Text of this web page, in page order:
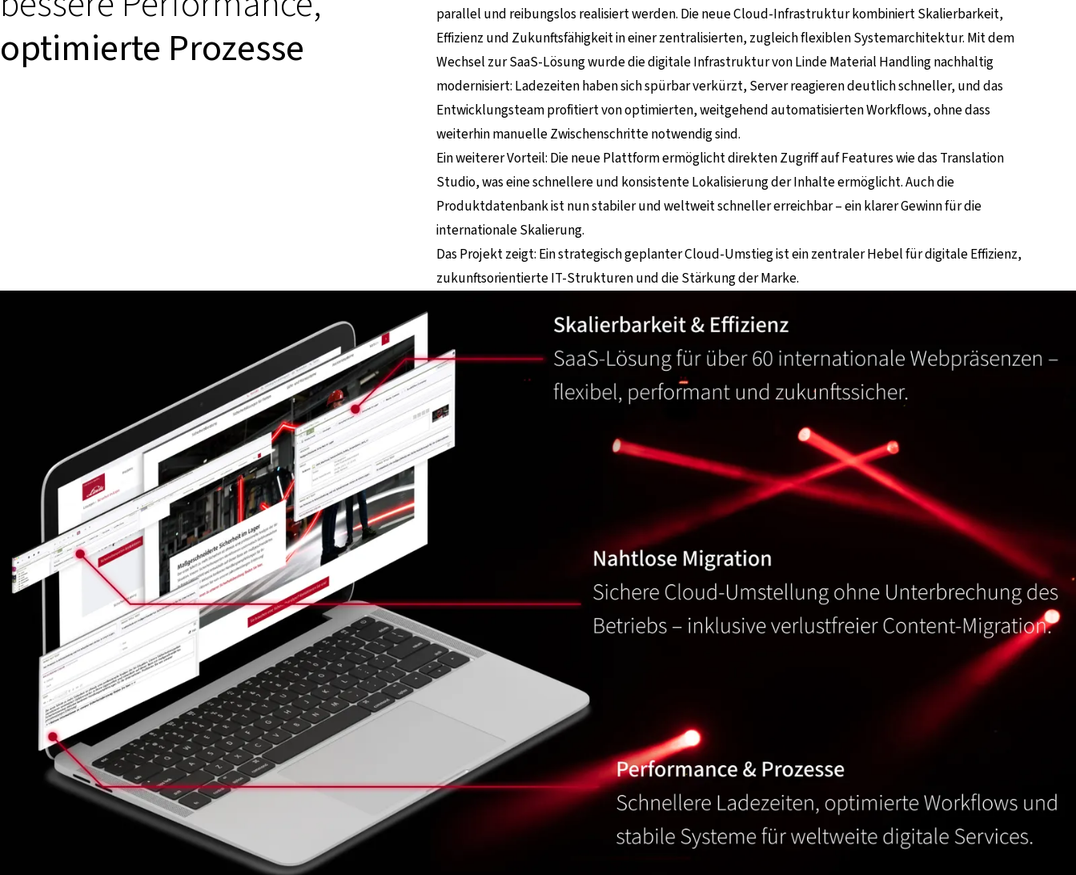
optimierte Prozesse
parallel und reibungslos realisiert werden. Die neue Cloud-Infrastruktur kombiniert Skalierbarkeit,
Effizienz und Zukunftsfähigkeit in einer zentralisierten, zugleich flexiblen Systemarchitektur. Mit dem
Wechsel zur SaaS-Lösung wurde die digitale Infrastruktur von Linde Material Handling nachhaltig
modernisiert: Ladezeiten haben sich spürbar verkürzt, Server reagieren deutlich schneller, und das
Entwicklungsteam profitiert von optimierten, weitgehend automatisierten Workflows, ohne dass
weiterhin manuelle Zwischenschritte notwendig sind.
Ein weiterer Vorteil: Die neue Plattform ermöglicht direkten Zugriff auf Features wie das Translation
Studio, was eine schnellere und konsistente Lokalisierung der Inhalte ermöglicht. Auch die
Produktdatenbank ist nun stabiler und weltweit schneller erreichbar – ein klarer Gewinn für die
internationale Skalierung.
Das Projekt zeigt: Ein strategisch geplanter Cloud-Umstieg ist ein zentraler Hebel für digitale Effizienz,
zukunftsorientierte IT-Strukturen und die Stärkung der Marke.